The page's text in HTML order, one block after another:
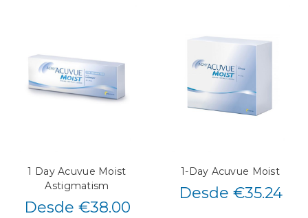
1 Day Acuvue Moist
Astigmatism
Desde €38.00
1-Day Acuvue Moist
Desde €35.24